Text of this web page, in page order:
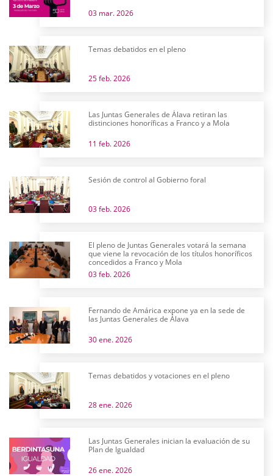
03 mar. 2026
Temas debatidos en el pleno
25 feb. 2026
Las Juntas Generales de Álava retiran las
distinciones honoríficas a Franco y a Mola
11 feb. 2026
Sesión de control al Gobierno foral
03 feb. 2026
El pleno de Juntas Generales votará la semana
que viene la revocación de los títulos honoríficos
concedidos a Franco y Mola
03 feb. 2026
Fernando de Amárica expone ya en la sede de
las Juntas Generales de Álava
30 ene. 2026
Temas debatidos y votaciones en el pleno
28 ene. 2026
Las Juntas Generales inician la evaluación de su
Plan de Igualdad
26 ene. 2026